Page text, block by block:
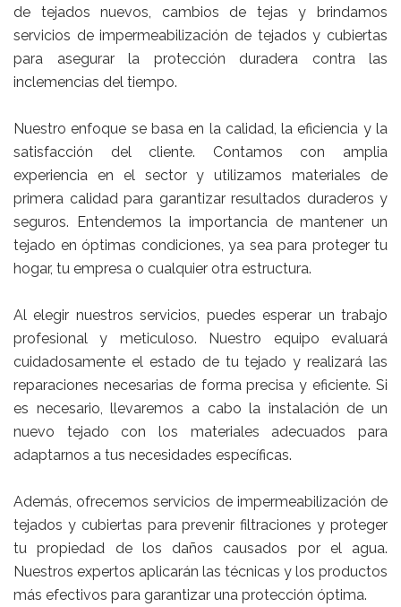
de tejados nuevos, cambios de tejas y brindamos
servicios de impermeabilización de tejados y cubiertas
para asegurar la protección duradera contra las
inclemencias del tiempo.
Nuestro enfoque se basa en la calidad, la eficiencia y la
satisfacción del cliente. Contamos con amplia
experiencia en el sector y utilizamos materiales de
primera calidad para garantizar resultados duraderos y
seguros. Entendemos la importancia de mantener un
tejado en óptimas condiciones, ya sea para proteger tu
hogar, tu empresa o cualquier otra estructura.
Al elegir nuestros servicios, puedes esperar un trabajo
profesional y meticuloso. Nuestro equipo evaluará
cuidadosamente el estado de tu tejado y realizará las
reparaciones necesarias de forma precisa y eficiente. Si
es necesario, llevaremos a cabo la instalación de un
nuevo tejado con los materiales adecuados para
adaptarnos a tus necesidades específicas.
Además, ofrecemos servicios de impermeabilización de
tejados y cubiertas para prevenir filtraciones y proteger
tu propiedad de los daños causados por el agua.
Nuestros expertos aplicarán las técnicas y los productos
más efectivos para garantizar una protección óptima.